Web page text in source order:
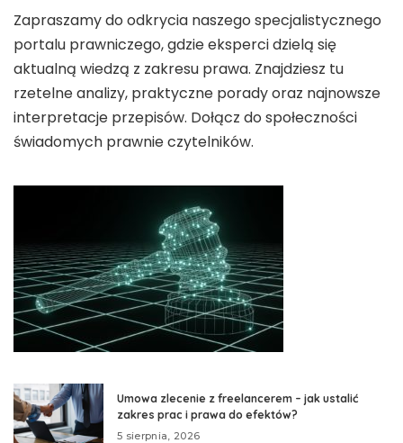
Zapraszamy do odkrycia naszego specjalistycznego
portalu prawniczego, gdzie eksperci dzielą się
aktualną wiedzą z zakresu prawa. Znajdziesz tu
rzetelne analizy, praktyczne porady oraz najnowsze
interpretacje przepisów. Dołącz do społeczności
świadomych prawnie czytelników.
Umowa zlecenie z freelancerem – jak ustalić
zakres prac i prawa do efektów?
5 sierpnia, 2026